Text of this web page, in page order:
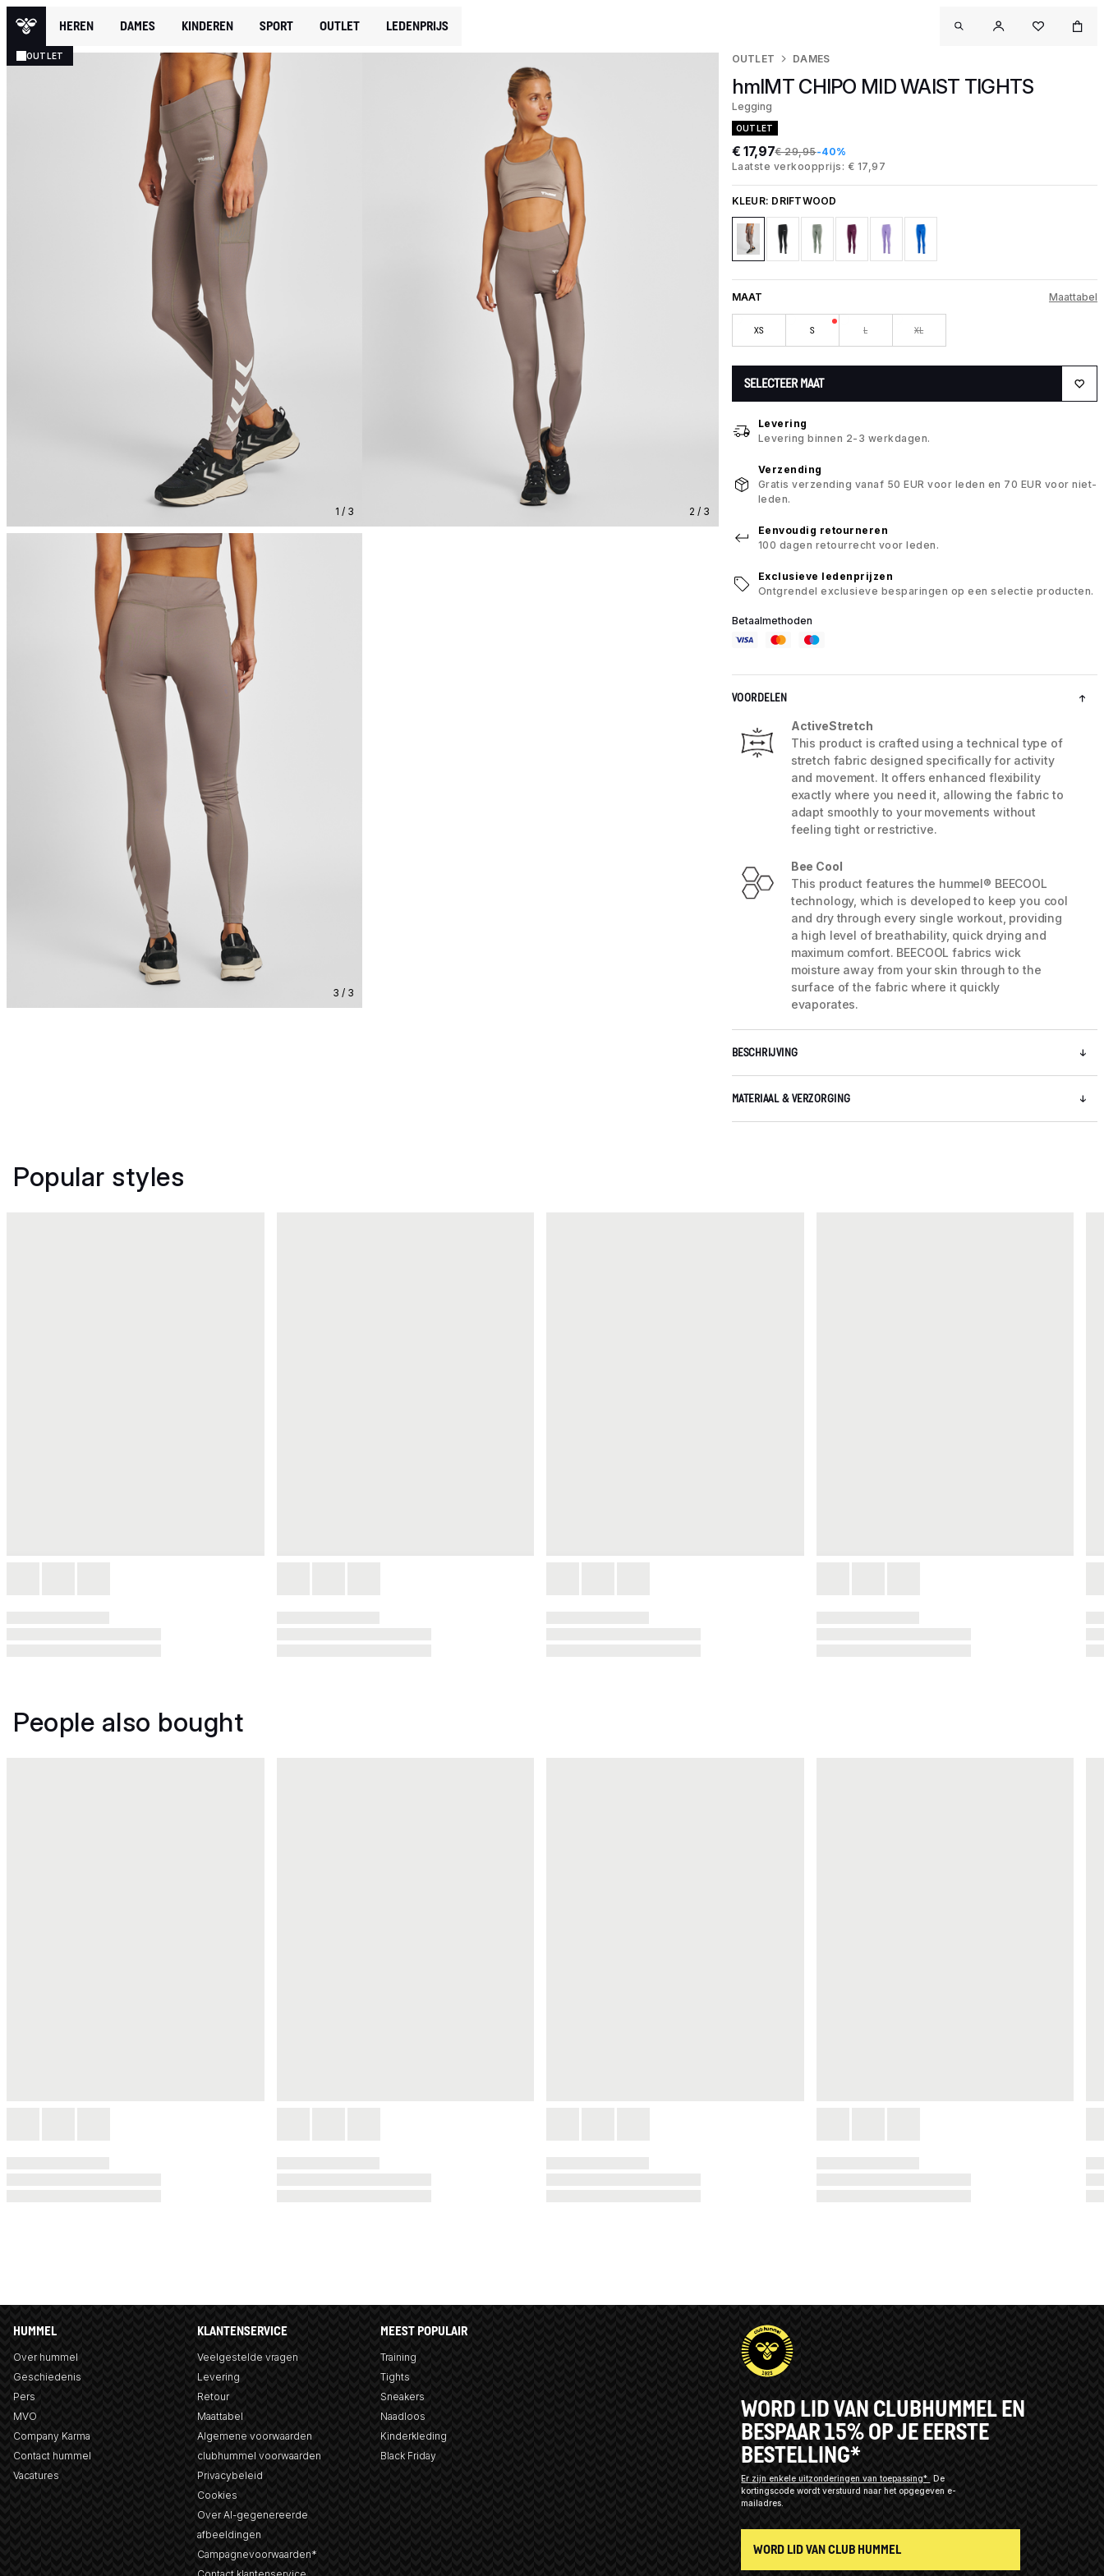
HEREN DAMES KINDEREN SPORT OUTLET LEDENPRIJS
OUTLET
1 / 3 2 / 3
3 / 3
OUTLET DAMES
hmlMT CHIPO MID WAIST TIGHTS
Legging
OUTLET
€ 17,97€ 29,95-40%
Laatste verkoopprijs: € 17,97
KLEUR: DRIFTWOOD
MAAT Maattabel
XS S L XL
SELECTEER MAAT
Levering
Levering binnen 2-3 werkdagen.
Verzending
Gratis verzending vanaf 50 EUR voor leden en 70 EUR voor niet-
leden.
Eenvoudig retourneren
100 dagen retourrecht voor leden.
Exclusieve ledenprijzen
Ontgrendel exclusieve besparingen op een selectie producten.
Betaalmethoden
VOORDELEN
ActiveStretch
This product is crafted using a technical type of
stretch fabric designed specifically for activity
and movement. It offers enhanced flexibility
exactly where you need it, allowing the fabric to
adapt smoothly to your movements without
feeling tight or restrictive.
Bee Cool
This product features the hummel® BEECOOL
technology, which is developed to keep you cool
and dry through every single workout, providing
a high level of breathability, quick drying and
maximum comfort. BEECOOL fabrics wick
moisture away from your skin through to the
surface of the fabric where it quickly
evaporates.
BESCHRIJVING
MATERIAAL & VERZORGING
Popular styles
People also bought
HUMMEL
Over hummel
Geschiedenis
Pers
MVO
Company Karma
Contact hummel
Vacatures
KLANTENSERVICE
Veelgestelde vragen
Levering
Retour
Maattabel
Algemene voorwaarden
clubhummel voorwaarden
Privacybeleid
Cookies
Over AI-gegenereerde
afbeeldingen
Campagnevoorwaarden*
MEEST POPULAIR
Training
Tights
Sneakers
Naadloos
Kinderkleding
Black Friday
WORD LID VAN CLUBHUMMEL EN
BESPAAR 15% OP JE EERSTE
BESTELLING*
Er zijn enkele uitzonderingen van toepassing*
De
kortingscode wordt verstuurd naar het opgegeven e-
mailadres.
WORD LID VAN CLUB HUMMEL